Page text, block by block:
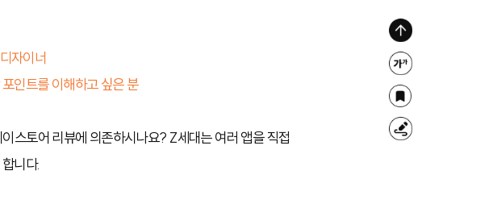
자이너
인트를 이해하고 싶은 분
스토어 리뷰에 의존하시나요? Z세대는 여러 앱을 직접
니다.
위
로
가
기
글
자
크
기
북
마
형